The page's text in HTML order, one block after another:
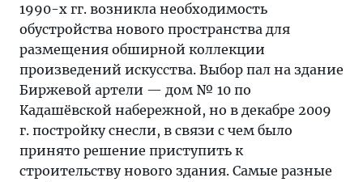
1990-х гг. возникла необходимость
обустройства нового пространства для
размещения обширной коллекции
произведений искусства. Выбор пал на здание
Биржевой артели — дом № 10 по
Кадашёвской набережной, но в декабре 2009
г. постройку снесли, в связи с чем было
принято решение приступить к
строительству нового здания. Самые разные